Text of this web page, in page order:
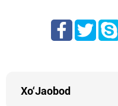
Xo‘Jaobod